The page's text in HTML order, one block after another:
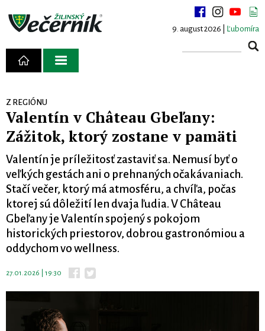
9. august 2026 | Ľubomíra
Z REGIÓNU
Valentín v Château Gbeľany:
Zážitok, ktorý zostane v pamäti
Valentín je príležitosť zastaviť sa. Nemusí byť o
veľkých gestách ani o prehnaných očakávaniach.
Stačí večer, ktorý má atmosféru, a chvíľa, počas
ktorej sú dôležití len dvaja ľudia. V Château
Gbeľany je Valentín spojený s pokojom
historických priestorov, dobrou gastronómiou a
oddychom vo wellness.
27.01.2026 | 19:30